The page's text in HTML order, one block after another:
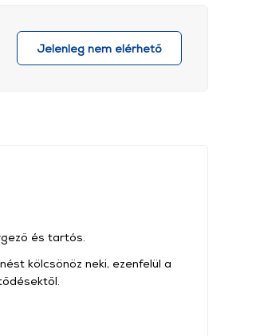
Jelenleg nem elérhető
és tartós.
kölcsönöz neki, ezenfelül a